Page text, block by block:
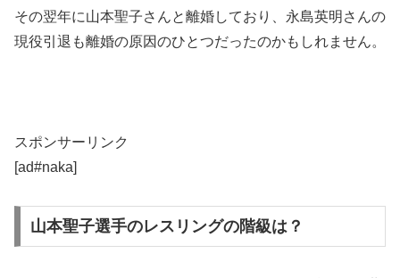
その翌年に山本聖子さんと離婚しており、永島英明さんの
現役引退も離婚の原因のひとつだったのかもしれません。
スポンサーリンク
[ad#naka]
山本聖子選手のレスリングの階級は？